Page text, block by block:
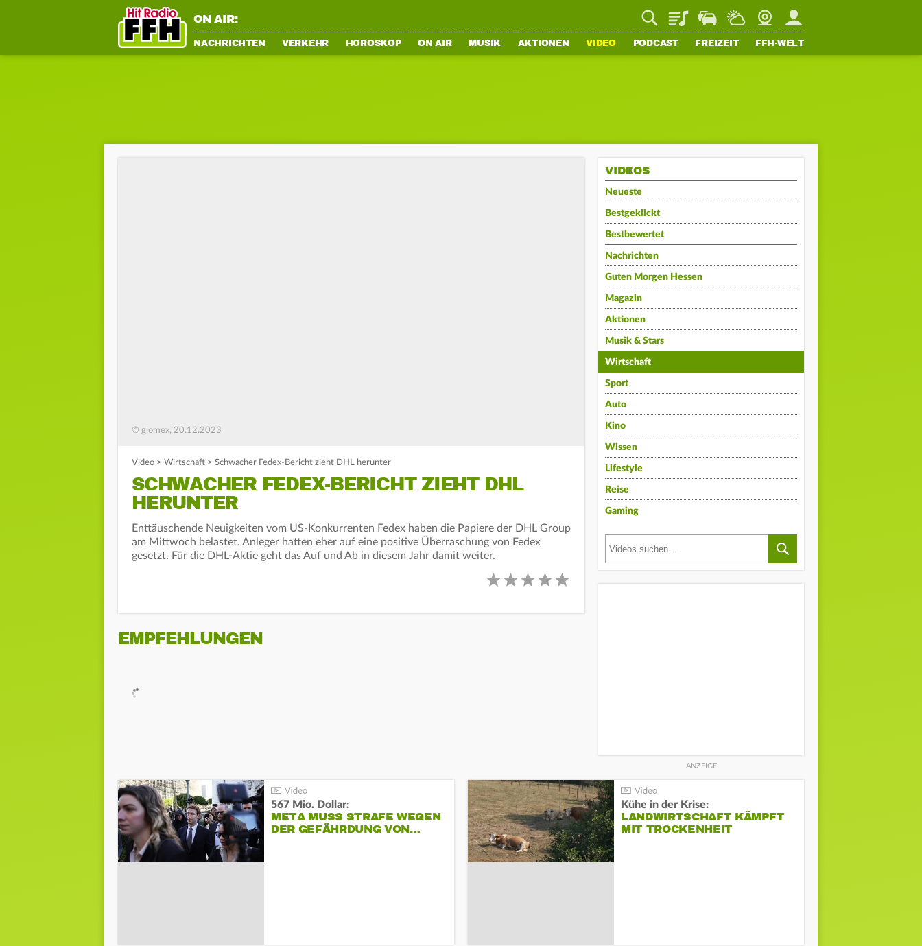
ON AIR: PlaylistStaupilotWetterWebcamMein FFH
NACHRICHTEN VERKEHR HOROSKOP ON AIR MUSIK AKTIONEN VIDEO PODCAST FREIZEIT FFH-WELT
© glomex, 20.12.2023
Video > Wirtschaft > Schwacher Fedex-Bericht zieht DHL herunter
SCHWACHER FEDEX-BERICHT ZIEHT DHL
HERUNTER
Enttäuschende Neuigkeiten vom US-Konkurrenten Fedex haben die Papiere der DHL Group
am Mittwoch belastet. Anleger hatten eher auf eine positive Überraschung von Fedex
gesetzt. Für die DHL-Aktie geht das Auf und Ab in diesem Jahr damit weiter.
EMPFEHLUNGEN
VIDEOS
Neueste
Bestgeklickt
Bestbewertet
Nachrichten
Guten Morgen Hessen
Magazin
Aktionen
Musik & Stars
Wirtschaft
Sport
Auto
Kino
Wissen
Lifestyle
Reise
Gaming
567 Mio. Dollar:
META MUSS STRAFE WEGEN
DER GEFÄHRDUNG VON…
Kühe in der Krise:
LANDWIRTSCHAFT KÄMPFT
MIT TROCKENHEIT